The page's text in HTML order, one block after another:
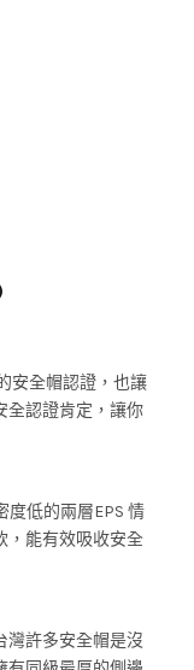
安全帽認證，也讓
全認證肯定，讓你
度低的兩層EPS 情
，能有效吸收安全
灣許多安全帽是沒